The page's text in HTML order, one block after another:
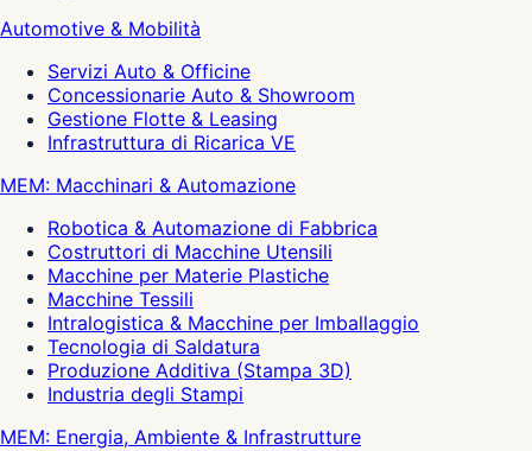
Automotive & Mobilità
Servizi Auto & Officine
Concessionarie Auto & Showroom
Gestione Flotte & Leasing
Infrastruttura di Ricarica VE
MEM: Macchinari & Automazione
Robotica & Automazione di Fabbrica
Costruttori di Macchine Utensili
Macchine per Materie Plastiche
Macchine Tessili
Intralogistica & Macchine per Imballaggio
Tecnologia di Saldatura
Produzione Additiva (Stampa 3D)
Industria degli Stampi
MEM: Energia, Ambiente & Infrastrutture